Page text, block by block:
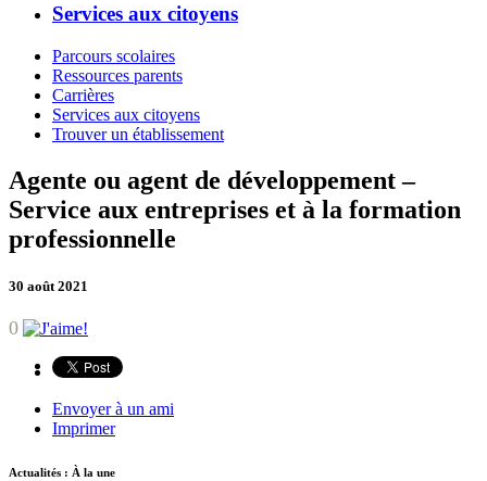
Services aux citoyens
Parcours scolaires
Ressources parents
Carrières
Services aux citoyens
Trouver un établissement
Agente ou agent de développement –
Service aux entreprises et à la formation
professionnelle
30 août 2021
0
Envoyer à un ami
Imprimer
Actualités : À la une